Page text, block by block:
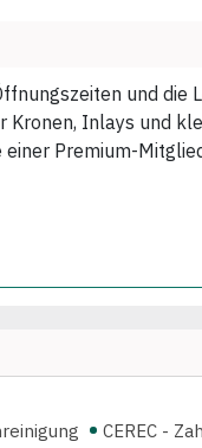
und die
Inlays und
Premium-
CEREC -